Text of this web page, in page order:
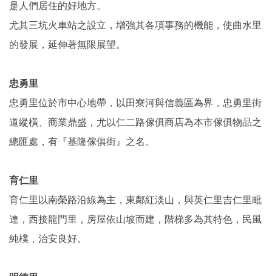
是人們居住的好地方。
尤其三坑火車站之設立，增強其各項事務的機能，使曲水里
的發展，延伸著無限展望。
忠勇里
忠勇里位於市中心地帶，以田寮河與信義區為界，忠勇里街
道縱橫、商業鼎盛，尤以仁二路傢俱商店為本市傢俱物品之
總匯處，有『基隆傢俱街』之名。
育仁里
育仁里以南榮路沿線為主，東鄰紅淡山，與英仁里吉仁里毗
連，西接龍門里，房屋依山坡而建，階梯多為其特色，民風
純樸，治安良好。